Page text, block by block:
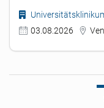
03.08.2026